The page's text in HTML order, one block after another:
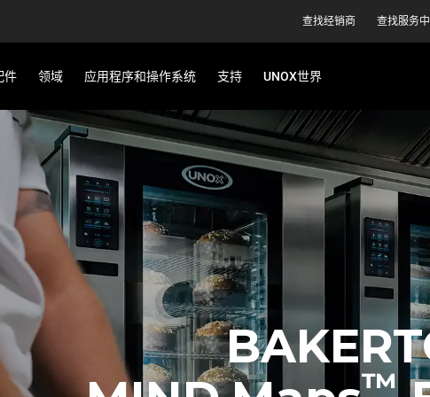
查找经销商 查找服务
件 领域 应用程序和操作系统 支持 UNOX世界
™